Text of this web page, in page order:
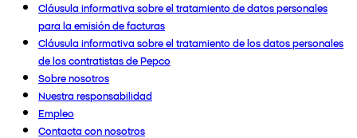
Cláusula informativa sobre el tratamiento de datos personales
para la emisión de facturas
Cláusula informativa sobre el tratamiento de los datos personales
de los contratistas de Pepco
Sobre nosotros
Nuestra responsabilidad
Empleo
Contacta con nosotros